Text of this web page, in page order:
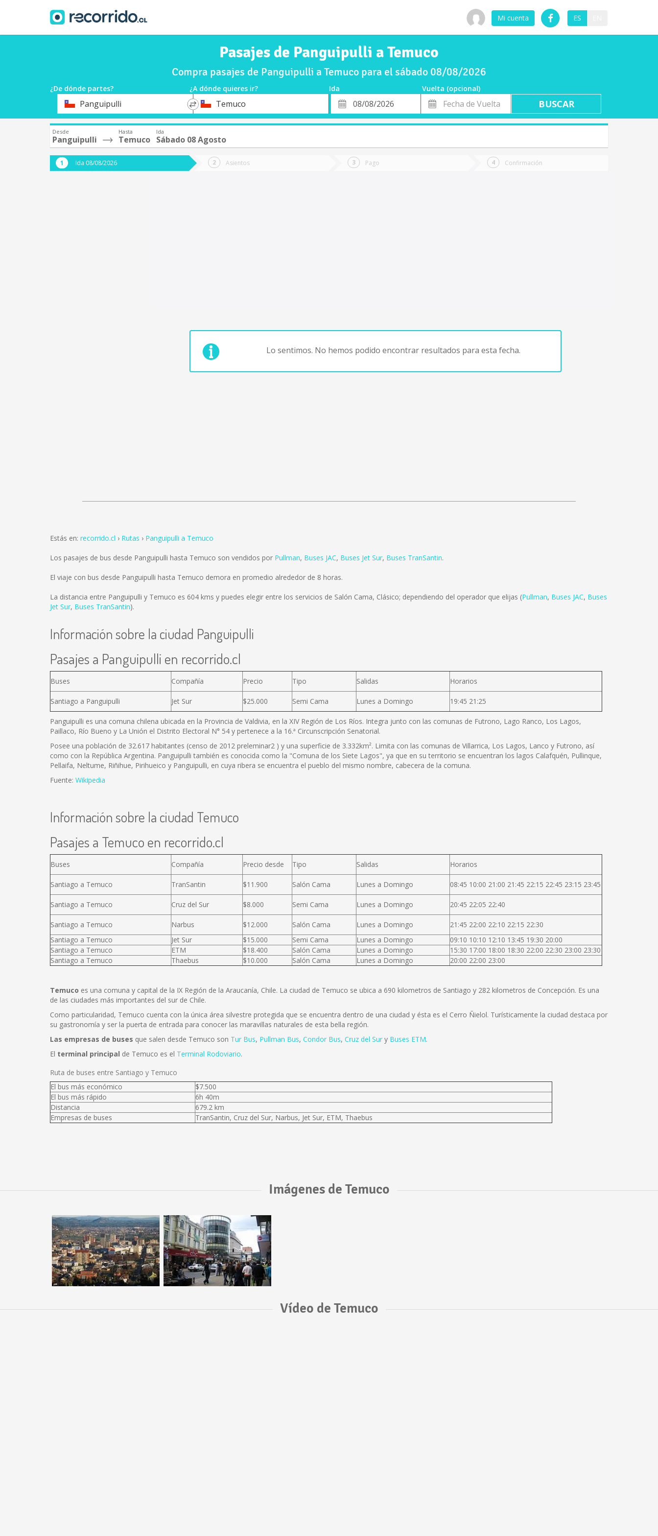
Mi cuenta ES
Pasajes de Panguipulli a Temuco
Compra pasajes de Panguipulli a Temuco para el sábado 08/08/2026
¿De dónde partes? ¿A dónde quieres ir? Ida
Vuelta (opcional)
OrigenPanguipulli
*
DestinoTemuco
Fecha
de
Fecha
de
Vuelta
Desde
Panguipulli
Hasta
Temuco
Ida
Sábado 08 Agosto
Ida 08/08/2026 Asientos Pago Confirmación
Lo sentimos. No hemos podido encontrar resultados para esta fecha.
Estás en: recorrido.cl Rutas Panguipulli a Temuco
Los pasajes de bus desde Panguipulli hasta Temuco son vendidos por Pullman, Buses JAC, Buses Jet Sur, Buses TranSantin.
El viaje con bus desde Panguipulli hasta Temuco demora en promedio alrededor de 8 horas.
La distancia entre Panguipulli y Temuco es 604 kms y puedes elegir entre los servicios de Salón Cama, Clásico; dependiendo del operador que elijas (Pullman, Buses JAC, Buses
Jet Sur, Buses TranSantin).
Información sobre la ciudad Panguipulli
Pasajes a Panguipulli en recorrido.cl
Buses Compañía Precio Tipo Salidas Horarios
Santiago a Panguipulli Jet Sur $25.000 Semi Cama Lunes a Domingo 19:45 21:25
Panguipulli es una comuna chilena ubicada en la Provincia de Valdivia, en la XIV Región de Los Ríos. Integra junto con las comunas de Futrono, Lago Ranco, Los Lagos,
Paillaco, Río Bueno y La Unión el Distrito Electoral N° 54 y pertenece a la 16.ª Circunscripción Senatorial.
Posee una población de 32.617 habitantes (censo de 2012 preleminar2 ) y una superficie de 3.332km². Limita con las comunas de Villarrica, Los Lagos, Lanco y Futrono, así
como con la República Argentina. Panguipulli también es conocida como la "Comuna de los Siete Lagos", ya que en su territorio se encuentran los lagos Calafquén, Pullinque,
Pellaifa, Neltume, Riñihue, Pirihueico y Panguipulli, en cuya ribera se encuentra el pueblo del mismo nombre, cabecera de la comuna.
Fuente: Wikipedia
Información sobre la ciudad Temuco
Pasajes a Temuco en recorrido.cl
Buses Compañía Precio desde Tipo Salidas Horarios
Santiago a Temuco TranSantin $11.900 Salón Cama Lunes a Domingo 08:45 10:00 21:00 21:45 22:15 22:45 23:15 23:45
Santiago a Temuco Cruz del Sur $8.000 Semi Cama Lunes a Domingo 20:45 22:05 22:40
Santiago a Temuco Narbus $12.000 Salón Cama Lunes a Domingo
21:45 22:00 22:10 22:15 22:30
Santiago a Temuco
Jet Sur $15.000 Semi Cama Lunes a Domingo
09:10 10:10 12:10 13:45 19:30 20:00
Santiago a Temuco
ETM $18.400 Salón Cama Lunes a Domingo
15:30 17:00 18:00 18:30 22:00 22:30 23:00 23:30
Santiago a Temuco
Thaebus $10.000 Salón Cama Lunes a Domingo 20:00 22:00 23:00
Temuco es una comuna y capital de la IX Región de la Araucanía, Chile. La ciudad de Temuco se ubica a 690 kilometros de Santiago y 282 kilometros de Concepción. Es una
de las ciudades más importantes del sur de Chile.
Como particularidad, Temuco cuenta con la única área silvestre protegida que se encuentra dentro de una ciudad y ésta es el Cerro Ñielol. Turísticamente la ciudad destaca por
su gastronomía y ser la puerta de entrada para conocer las maravillas naturales de esta bella región.
Las empresas de buses que salen desde Temuco son Tur Bus, Pullman Bus, Condor Bus, Cruz del Sur y Buses ETM.
El terminal principal de Temuco es el Terminal Rodoviario.
Ruta de buses entre Santiago y Temuco
El bus más económico
$7.500
El bus más rápido
6h 40m
Distancia
679.2 km
Empresas de buses
TranSantin, Cruz del Sur, Narbus, Jet Sur, ETM, Thaebus
Imágenes de Temuco
Vídeo de Temuco